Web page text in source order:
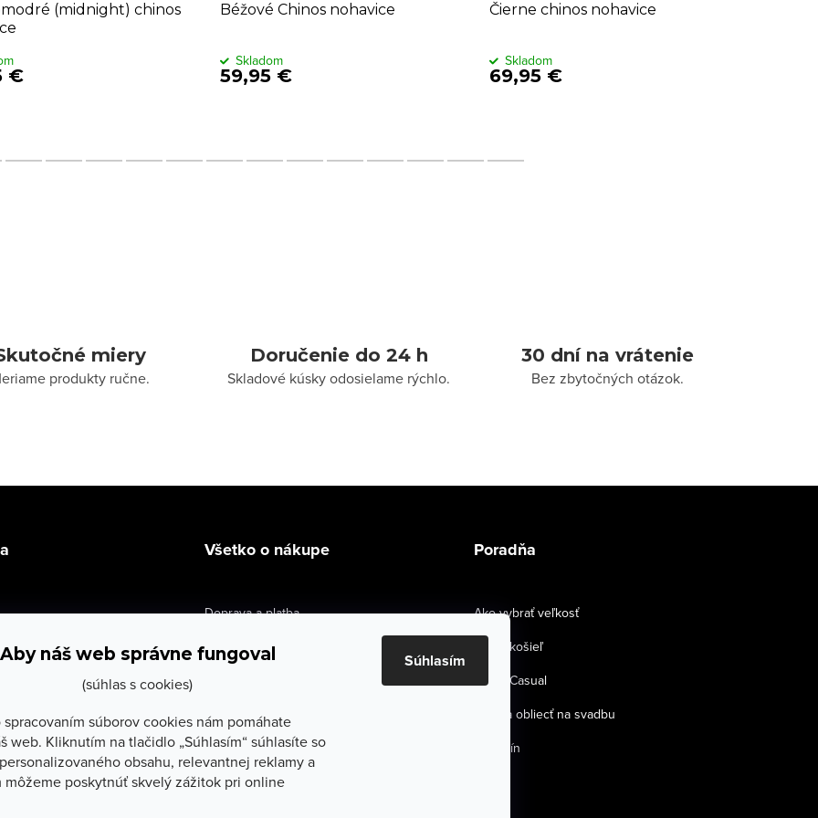
Aby náš web správne fungoval
(súhlas s cookies)
spracovaním súborov cookies nám pomáhate
web. Kliknutím na tlačidlo „Súhlasím“ súhlasíte so
obsahu, relevantnej reklamy a
môžeme poskytnúť skvelý zážitok pri online
Súhlasím
(midnight) chinos
€
Béžové Chinos nohavice
59,95 €
Skladom
Čierne chinos nohavice
69,95 €
Skladom
miery
produkty ručne.
Doručenie do 24 h
Skladové kúsky odosielame rýchlo.
30 dní na vrátenie
Bez zbytočných otázok.
Všetko o nákupe
Doprava a platba
Výmena a vrátenie
Reklamačné podmienky
Ochrana osobných údajov
Odstúpenie od zmluvy
Poradňa
Ako vybrať veľkosť
Strihy košieľ
Smart Casual
Ako sa obliecť na svadbu
Magazín